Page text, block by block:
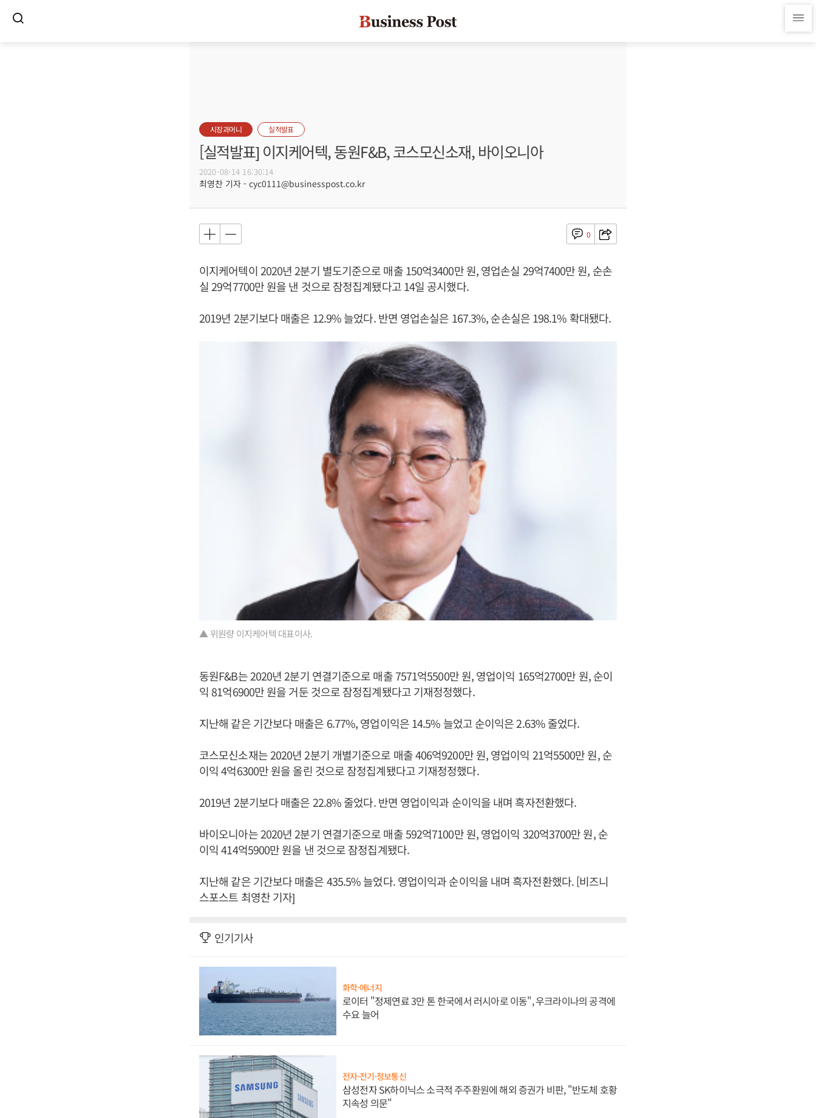
시장과머니 실적발표
[실적발표] 이지케어텍, 동원F&B, 코스모신소재, 바이오니아
2020-08-14 16:30:14
최영찬 기자 - cyc0111@businesspost.co.kr
0
이지케어텍이 2020년 2분기 별도기준으로 매출 150억3400만 원, 영업손실 29억7400만 원, 순손
실 29억7700만 원을 낸 것으로 잠정집계됐다고 14일 공시했다.
2019년 2분기보다 매출은 12.9% 늘었다. 반면 영업손실은 167.3%, 순손실은 198.1% 확대됐다.
▲ 위원량 이지케어텍 대표이사.
동원F&B는 2020년 2분기 연결기준으로 매출 7571억5500만 원, 영업이익 165억2700만 원, 순이
익 81억6900만 원을 거둔 것으로 잠정집계됐다고 기재정정했다.
지난해 같은 기간보다 매출은 6.77%, 영업이익은 14.5% 늘었고 순이익은 2.63% 줄었다.
코스모신소재는 2020년 2분기 개별기준으로 매출 406억9200만 원, 영업이익 21억5500만 원, 순
이익 4억6300만 원을 올린 것으로 잠정집계됐다고 기재정정했다.
2019년 2분기보다 매출은 22.8% 줄었다. 반면 영업이익과 순이익을 내며 흑자전환했다.
바이오니아는 2020년 2분기 연결기준으로 매출 592억7100만 원, 영업이익 320억3700만 원, 순
이익 414억5900만 원을 낸 것으로 잠정집계됐다.
지난해 같은 기간보다 매출은 435.5% 늘었다. 영업이익과 순이익을 내며 흑자전환했다. [비즈니
스포스트 최영찬 기자]
인기기사
화학·에너지
로이터 "정제연료 3만 톤 한국에서 러시아로 이동", 우크라이나의 공격에
수요 늘어
전자·전기·정보통신
삼성전자 SK하이닉스 소극적 주주환원에 해외 증권가 비판, "반도체 호황
지속성 의문"